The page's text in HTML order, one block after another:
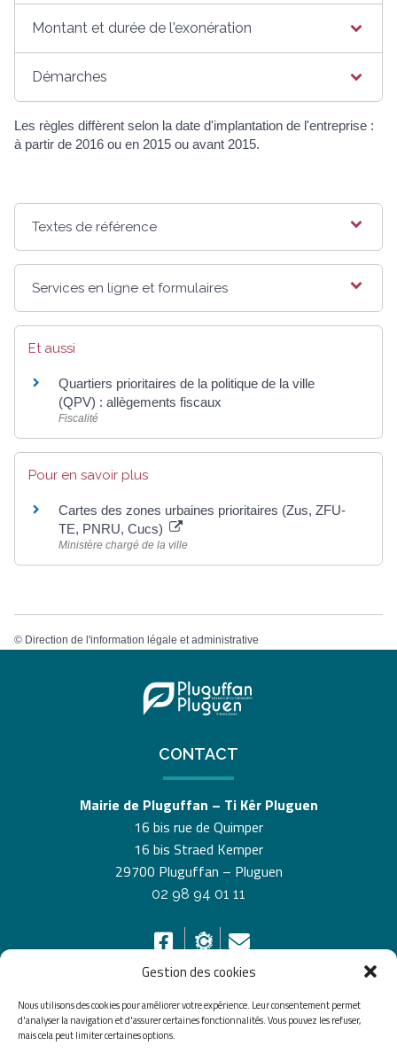
Gestion des cookies
Nous utilisons des cookies pour améliorer votre expérience. Leur consentement permet
d'analyser la navigation et d'assurer certaines fonctionnalités. Vous pouvez les refuser,
mais cela peut limiter certaines options.
Montant et durée de l'exonération
Démarches
Les règles diffèrent selon la date d'implantation de l'entreprise :
à partir de 2016 ou en 2015 ou avant 2015.
Textes de référence
Services en ligne et formulaires
Et aussi
Quartiers prioritaires de la politique de la ville
(QPV) : allègements fiscaux
Fiscalité
Pour en savoir plus
Cartes des zones urbaines prioritaires (Zus, ZFU-
TE, PNRU, Cucs)
Ministère chargé de la ville
© Direction de l'information légale et administrative
CONTACT
Mairie de Pluguffan – Ti Kêr Pluguen
16 bis rue de Quimper
16 bis Straed Kemper
29700 Pluguffan – Pluguen
02 98 94 01 11
HORAIRES D’OUVERTURE